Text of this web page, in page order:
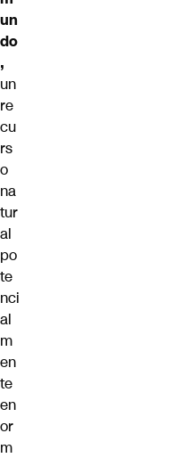
un
do
,
un
re
cu
rs
o
na
tur
al
po
te
nci
al
m
en
te
en
or
m